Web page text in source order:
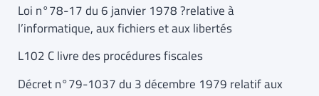
Loi n°78-17 du 6 janvier 1978 ?relative à
l’informatique, aux fichiers et aux libertés
L102 C livre des procédures fiscales
Décret n°79-1037 du 3 décembre 1979 relatif aux